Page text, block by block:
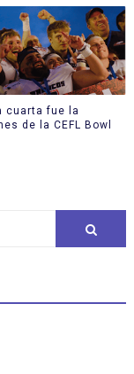
cuarta fue la
de la CEFL Bowl